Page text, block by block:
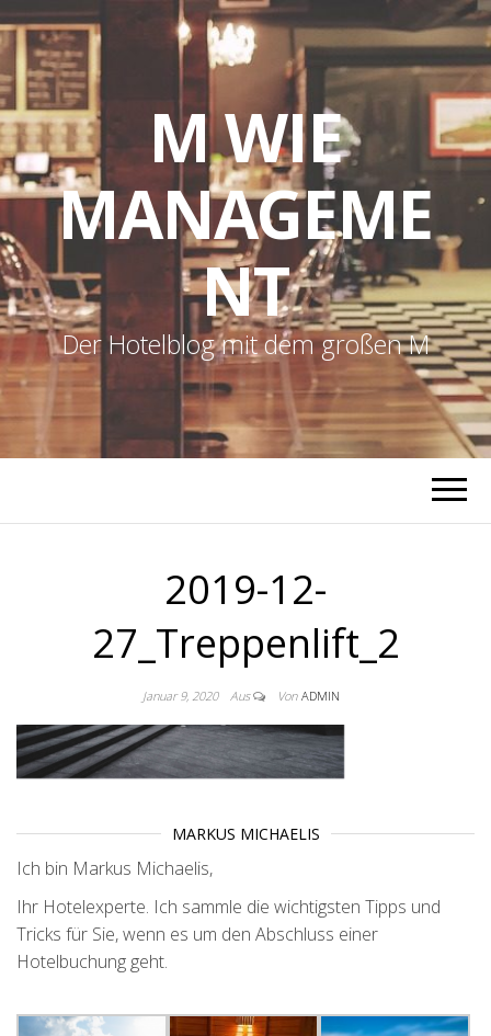
M WIE
MANAGEME
NT
Der Hotelblog mit dem großen M
2019-12-
27_Treppenlift_2
Januar 9, 2020 Aus Von ADMIN
MARKUS MICHAELIS
Ich bin Markus Michaelis,
Ihr Hotelexperte. Ich sammle die wichtigsten Tipps und
Tricks für Sie, wenn es um den Abschluss einer
Hotelbuchung geht.